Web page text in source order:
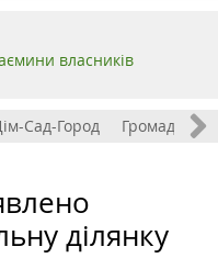
власників
Сад-Город Громада
ділянку